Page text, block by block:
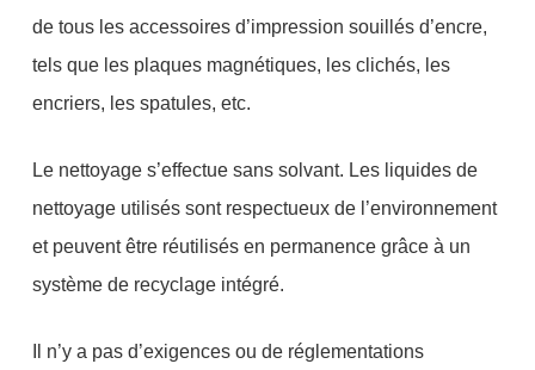
de tous les accessoires d’impression souillés d’encre,
tels que les plaques magnétiques, les clichés, les
encriers, les spatules, etc.
Le nettoyage s’effectue sans solvant. Les liquides de
nettoyage utilisés sont respectueux de l’environnement
et peuvent être réutilisés en permanence grâce à un
système de recyclage intégré.
Il n’y a pas d’exigences ou de réglementations